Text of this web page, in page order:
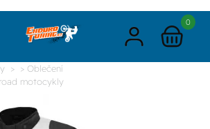
0
> Oblečení
motocykly